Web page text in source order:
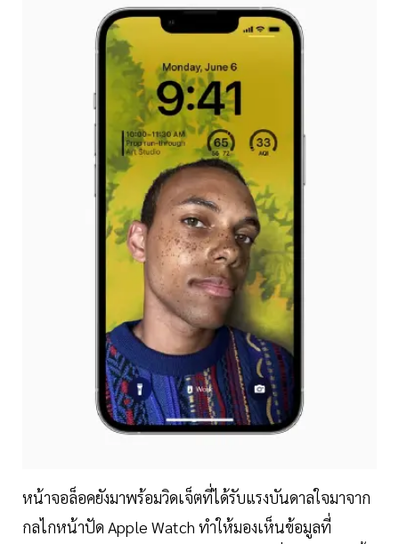
หน้าจอล็อคยังมาพร้อมวิดเจ็ตที่ได้รับแรงบันดาลใจมาจาก
กลไกหน้าปัด Apple Watch ทำให้มองเห็นข้อมูลที่